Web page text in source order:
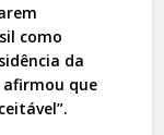
como
da
afirmou que